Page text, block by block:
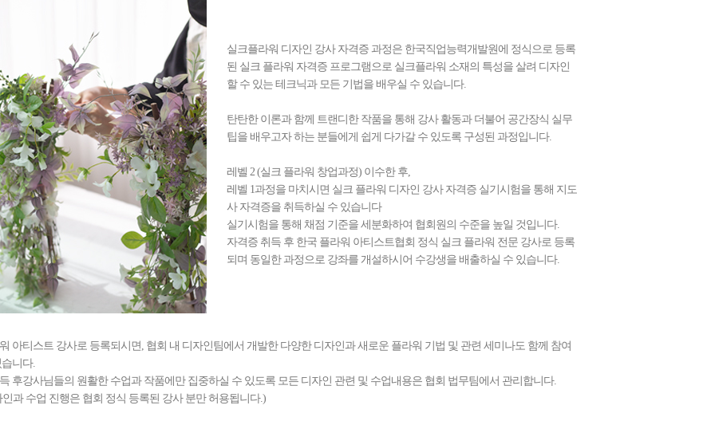
실크플라워 디자인 강사 자격증 과정은 한국직업능력개발원에 정식으로 등록
된 실크 플라워 자격증 프로그램으로 실크플라워 소재의 특성을 살려 디자인
할 수 있는 테크닉과 모든 기법을 배우실 수 있습니다.
탄탄한 이론과 함께 트랜디한 작품을 통해 강사 활동과 더불어 공간장식 실무
팁을 배우고자 하는 분들에게 쉽게 다가갈 수 있도록 구성된 과정입니다.
레벨 2 (실크 플라워 창업과정) 이수한 후,
레벨 1과정을 마치시면 실크 플라워 디자인 강사 자격증 실기시험을 통해 지도
사 자격증을 취득하실 수 있습니다
실기시험을 통해 채점 기준을 세분화하여 협회원의 수준을 높일 것입니다.
자격증 취득 후 한국 플라워 아티스트협회 정식 실크 플라워 전문 강사로 등록
되며 동일한 과정으로 강좌를 개설하시어 수강생을 배출하실 수 있습니다.
아티스트 강사로 등록되시면, 협회 내 디자인팀에서 개발한 다양한 디자인과 새로운 플라워 기법 및 관련 세미나도 함께 참여
니다.
후강사님들의 원활한 수업과 작품에만 집중하실 수 있도록 모든 디자인 관련 및 수업내용은 협회 법무팀에서 관리합니다.
과 수업 진행은 협회 정식 등록된 강사 분만 허용됩니다.)